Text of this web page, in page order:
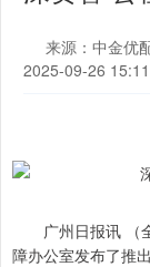
来源：中金优
2025-09-26
广州日报讯 （全
障办公室发布了推